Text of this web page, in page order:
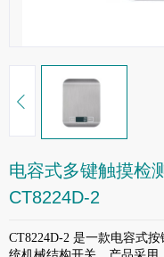
电容式多键触摸检
CT8224D-2
CT8224D-2 是一款电容式